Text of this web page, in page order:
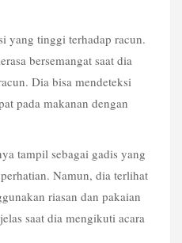
yang tinggi terhadap racun.
bersemangat saat dia
Dia bisa mendeteksi
pada makanan dengan
tampil sebagai gadis yang
Namun, dia terlihat
riasan dan pakaian
saat dia mengikuti acara